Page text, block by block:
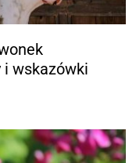
i wskazówki